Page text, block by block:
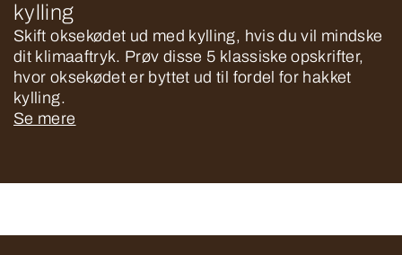
kylling
Skift oksekødet ud med kylling, hvis du vil mindske
dit klimaaftryk. Prøv disse 5 klassiske opskrifter,
hvor oksekødet er byttet ud til fordel for hakket
kylling.
Se mere